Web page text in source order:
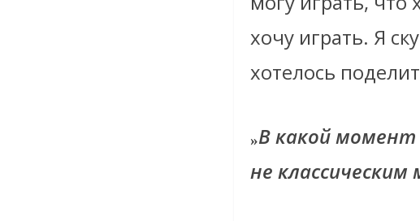
хочу играть. Я
хотелось
»В какой
не